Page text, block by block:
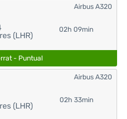
(LHR)
02h 09min
Airbus A320
- Puntual
(LHR)
02h 33min
Airbus A320